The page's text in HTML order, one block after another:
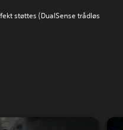
støttes (DualSense trådløs